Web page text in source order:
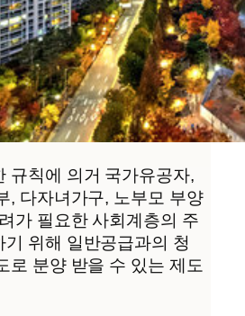
규칙에 의거 국가유공자,
, 다자녀가구, 노부모 부양
가 필요한 사회계층의 주
위해 일반공급과의 청
로 분양 받을 수 있는 제도